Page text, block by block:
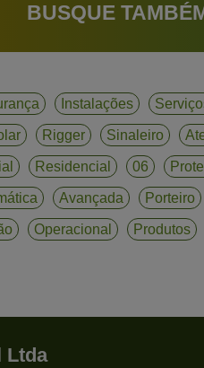
BUSQUE
Instalações
Rigger Sinaleiro
Residencial 06
Avançada Porteiro
Operacional Produtos
Ltda